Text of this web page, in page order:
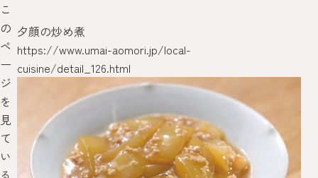
こ
の
ペ
ー
ジ
を
見
て
い
る
夕顔の炒め煮
https://www.umai-aomori.jp/local-
cuisine/detail_126.html